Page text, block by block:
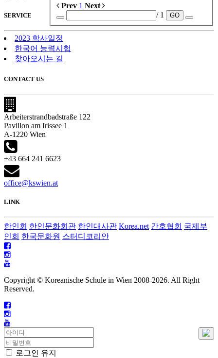
Prev 1 Next
/ 1
GO
SERVICE
2023 학사일정
한국어 능력시험
찾아오시는 길
CONTACT US
Arbeiterstrandbadstraße 122
Pavillon am Irissee 1
A-1220 Wien
+43 664 241 6623
office@kswien.at
LINK
한인회 한인문화회관 한인대사관 Korea.net 간호협회 국제부
인회 한국문화원 스터디코리안
Copyright © Koreanische Schule in Wien 2008-2026. All Right
Reserved.
로그인 유지